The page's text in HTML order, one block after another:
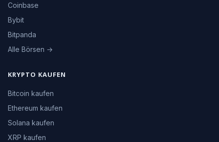
Coinbase
Bybit
Bitpanda
Alle Börsen →
KRYPTO KAUFEN
Bitcoin kaufen
Ethereum kaufen
Solana kaufen
XRP kaufen